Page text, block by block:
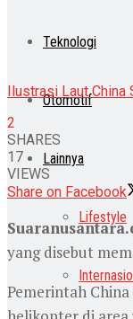
Teknologi
Otomotif
Lainnya
Lifestyle
Ilustrasi Laut China
2
SHARES
17
VIEWS
Share on Facebook
yang disebut
Pemerintah